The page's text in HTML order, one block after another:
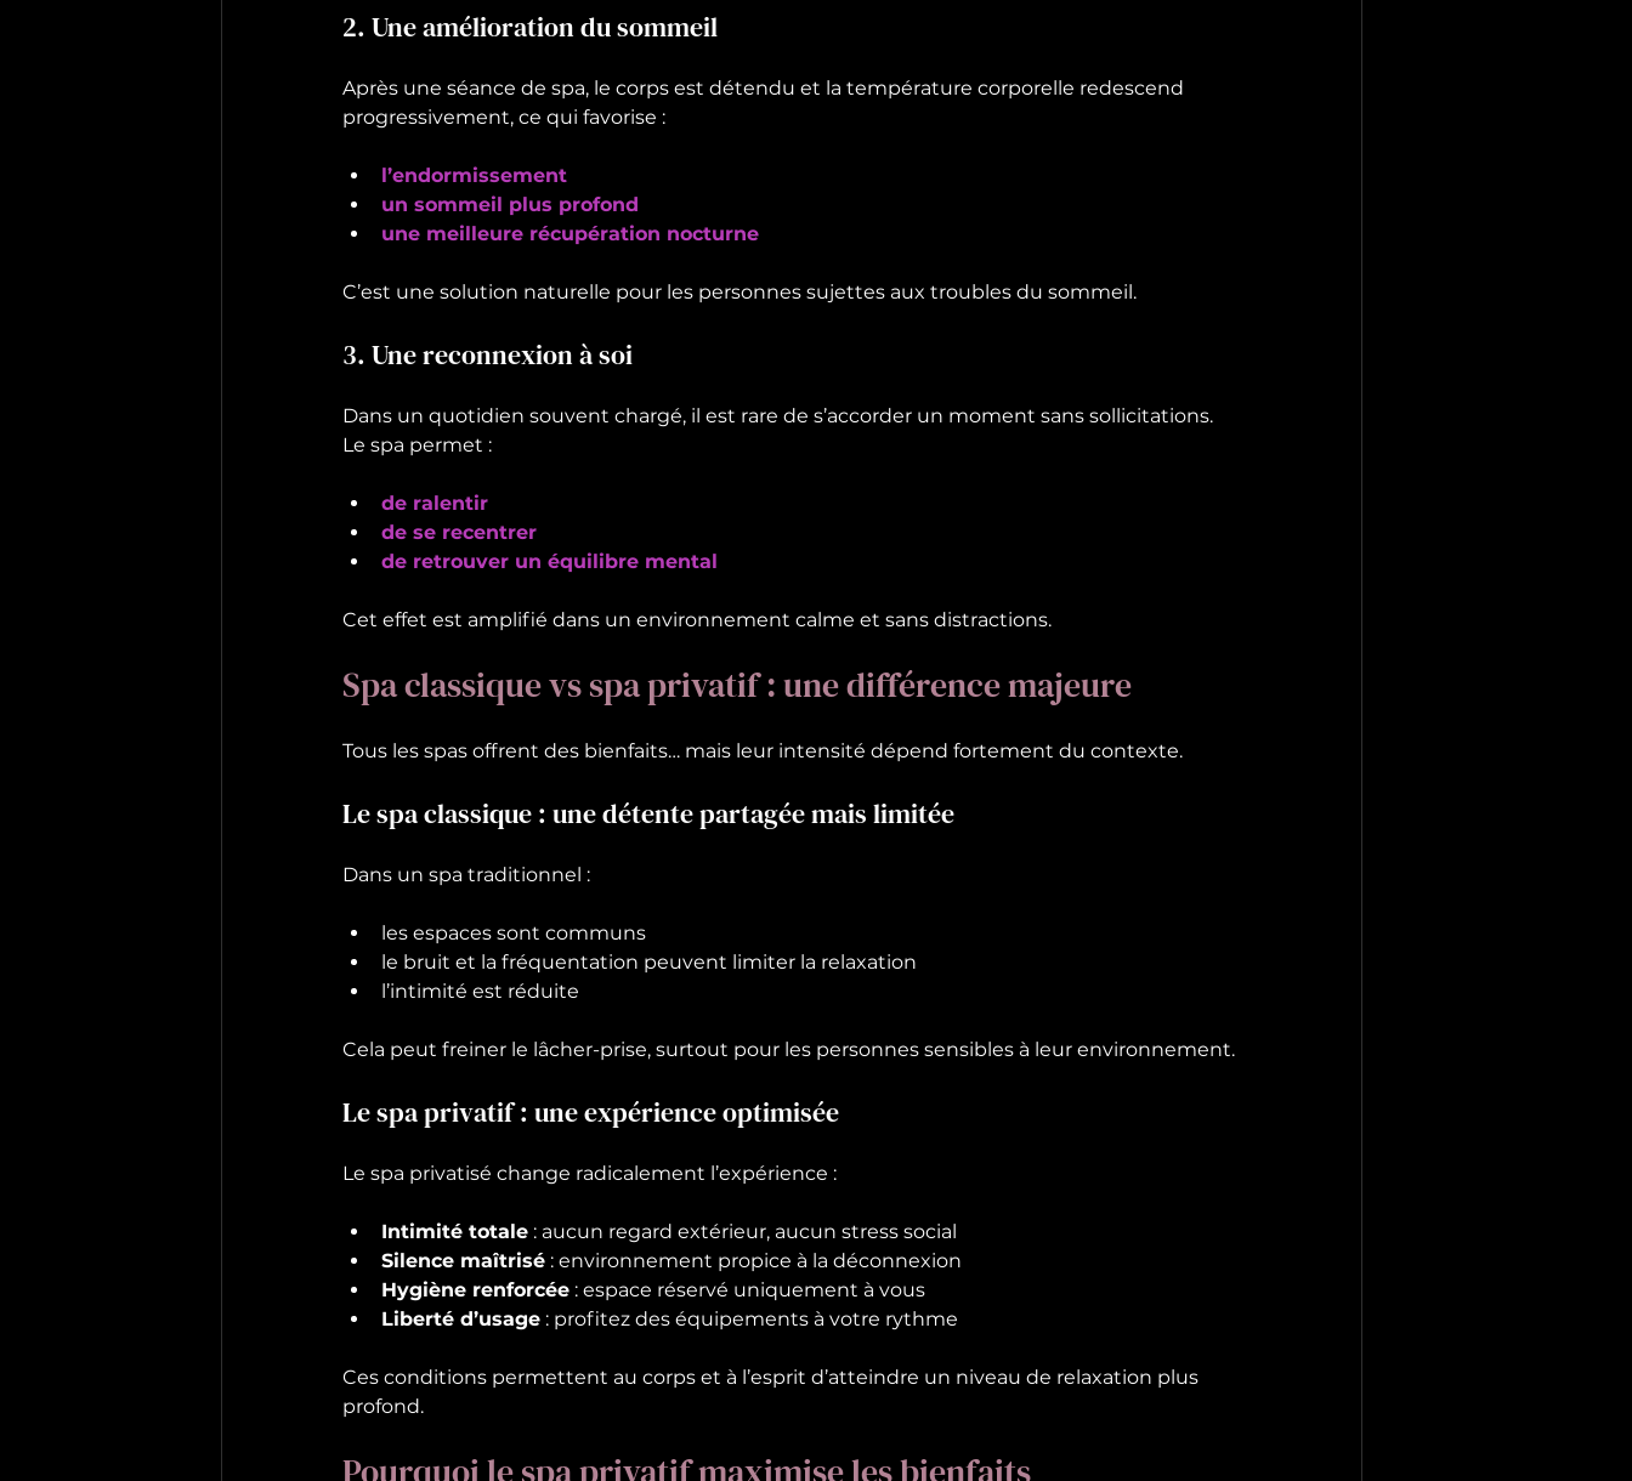
2. Une amélioration du sommeil
Après une séance de spa, le corps est détendu et la température corporelle redescend
progressivement, ce qui favorise :
l’endormissement
un sommeil plus profond
une meilleure récupération nocturne
C’est une solution naturelle pour les personnes sujettes aux troubles du sommeil.
3. Une reconnexion à soi
Dans un quotidien souvent chargé, il est rare de s’accorder un moment sans sollicitations.
Le spa permet :
de ralentir
de se recentrer
de retrouver un équilibre mental
Cet effet est amplifié dans un environnement calme et sans distractions.
Spa classique vs spa privatif : une différence majeure
Tous les spas offrent des bienfaits… mais leur intensité dépend fortement du contexte.
Le spa classique : une détente partagée mais limitée
Dans un spa traditionnel :
les espaces sont communs
le bruit et la fréquentation peuvent limiter la relaxation
l’intimité est réduite
Cela peut freiner le lâcher-prise, surtout pour les personnes sensibles à leur environnement.
Le spa privatif : une expérience optimisée
Le spa privatisé change radicalement l’expérience :
Intimité totale : aucun regard extérieur, aucun stress social
Silence maîtrisé : environnement propice à la déconnexion
Hygiène renforcée : espace réservé uniquement à vous
Liberté d’usage : profitez des équipements à votre rythme
Ces conditions permettent au corps et à l’esprit d’atteindre un niveau de relaxation plus
profond.
Pourquoi le spa privatif maximise les bienfaits